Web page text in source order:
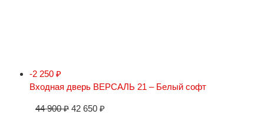
-2 250 ₽
Входная дверь ВЕРСАЛЬ 21 – Белый софт
44 900₽ 42 650 ₽